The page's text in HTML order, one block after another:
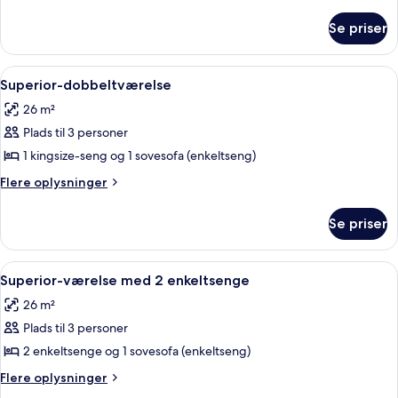
queensize-
seng
dobbeltværelse
1
queensize-
seng
Se priser
Indlæs
alle
billeder
af
Superior-
dobbeltværelse
Et hotelværelse med en stor seng,
8
Superior-dobbeltværelse
26 m²
Plads til 3 personer
1 kingsize-seng og 1 sovesofa (enkeltseng)
Flere oplysninger
Flere
dobbeltværelse
Se priser
Indlæs
alle
billeder
af
Superior-
værelse
Et hotelværelse med to senge, et
11
Superior-værelse med 2 enkeltsenge
26 m²
Plads til 3 personer
2 enkeltsenge og 1 sovesofa (enkeltseng)
Flere oplysninger
Flere